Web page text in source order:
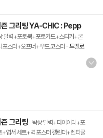
그리팅 YA-CHIC : Pepp
달력+포토북+포토카드+스티커+콘
포스터+오프너+우드 코스터 -투멜로
그리팅 - 탁상 달력+다이어리+포
엽서 세트+벽 포스터 캘린더+렌티큘